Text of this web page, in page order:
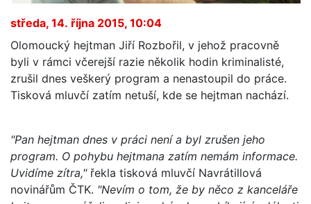
středa, 14. října 2015, 10:04
Olomoucký hejtman Jiří Rozbořil, v jehož pracovně
byli v rámci včerejší razie několik hodin kriminalisté,
zrušil dnes veškerý program a nenastoupil do práce.
Tisková mluvčí zatím netuší, kde se hejtman nachází.
"Pan hejtman dnes v práci není a byl zrušen jeho
program. O pohybu hejtmana zatím nemám informace.
Uvidíme zítra,"řekla tisková mluvčí Navrátillová
novinářům ČTK. "Nevím o tom, že by něco z kanceláře